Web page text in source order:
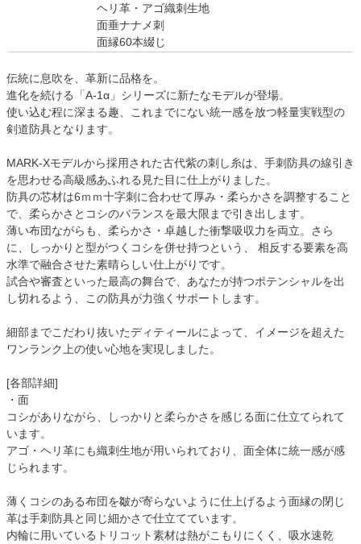
ヘリ革・アゴ織刺生地
面垂ナナメ刺
面縁60本綴じ
伝統に息吹を、革新に品格を。
進化を続ける「A-1α」シリーズに新たなモデルが登場。
使い込む程に深まる趣、これまでにない統一感を放つ軽量実戦型の
剣道防具となります。
MARK-Xモデルから採用された古代紫の刺し糸は、手刺防具の線引き
を思わせる高級感あふれる見た目に仕上がりました。
防具の芯材は6ｍｍ十字刺に合わせて厚み・柔らかさを調整すること
で、柔らかさとコシのバランスを最大限まで引き出します。
薄い布団ながらも、柔らかさ・卓越した衝撃吸収力を両立。さら
に、しっかりと型がつくコシを併せ持つという、 相反する要素を高
水準で融合させた素晴らしい仕上がりです。
試合や審査といった最高の舞台で、あなたが持つポテンシャルを出
し切れるよう、この防具が力強くサポートします。
細部までこだわり抜いたディティールによって、イメージを超えた
ワンランク上の使い心地を実現しました。
[各部詳細]
・面
コシがありながら、しっかりと柔らかさを感じる面に仕立てられて
います。
アゴ・ヘリ革にも織刺生地が用いられており、面全体に統一感が感
じられます。
薄くコシのある布団を皺が寄らないように仕上げるよう面縁の閉じ
革は手刺防具と同じ細かさで仕立てています。
内輪に用いているトリコット素材は熱がこもりにくく、吸水速乾